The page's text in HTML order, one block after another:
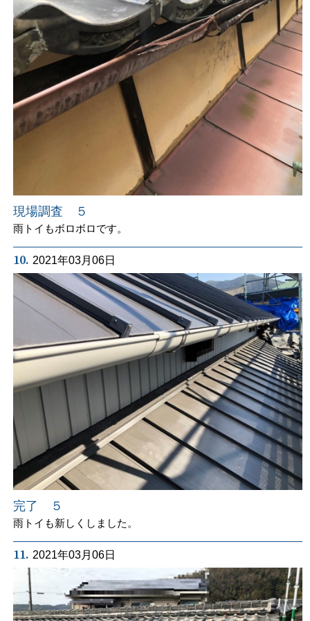
現場調査 ５
雨トイもボロボロです。
10. 2021年03月06日
完了 ５
雨トイも新しくしました。
11. 2021年03月06日